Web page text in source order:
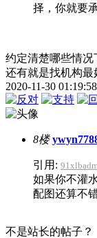
择，你就要
约定清楚哪些情况
还有就是找机构最
2020-11-30 01:19:58
8楼
引用:
如果你不灌
配图还算不错
不是站长的帖子？